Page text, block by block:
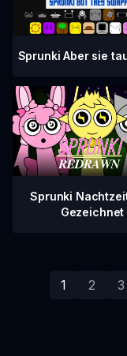
Sprunki Aber sie
Sprunki
Gezeichnet
1 2 3